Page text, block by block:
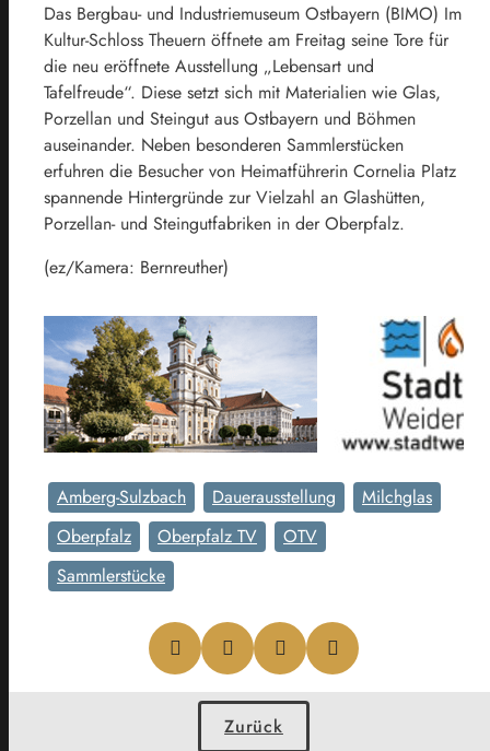
Das Bergbau- und Industriemuseum Ostbayern (BIMO) Im
Kultur-Schloss Theuern öffnete am Freitag seine Tore für
die neu eröffnete Ausstellung „Lebensart und
Tafelfreude“. Diese setzt sich mit Materialien wie Glas,
Porzellan und Steingut aus Ostbayern und Böhmen
auseinander. Neben besonderen Sammlerstücken
erfuhren die Besucher von Heimatführerin Cornelia Platz
spannende Hintergründe zur Vielzahl an Glashütten,
Porzellan- und Steingutfabriken in der Oberpfalz.
(ez/Kamera: Bernreuther)
Amberg-Sulzbach Dauerausstellung
Milchglas
Oberpfalz
Oberpfalz TV
OTV
Sammlerstücke
Zurück